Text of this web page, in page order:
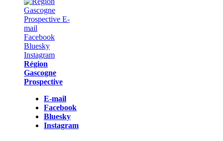
Région
Gascogne
Prospective
E-mail
Facebook
Bluesky
Instagram